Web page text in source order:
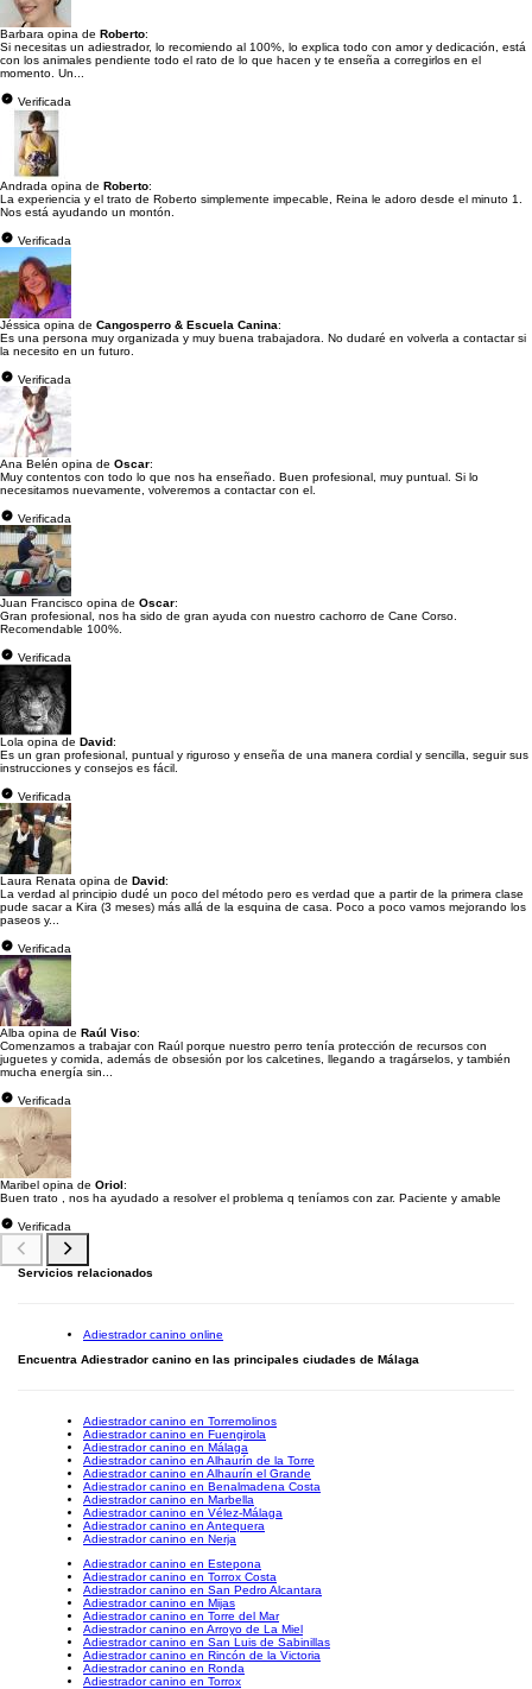
Barbara opina de Roberto:
Si necesitas un adiestrador, lo recomiendo al 100%, lo explica todo con amor y dedicación, está
con los animales pendiente todo el rato de lo que hacen y te enseña a corregirlos en el
momento. Un...
Verificada
Andrada opina de Roberto:
La experiencia y el trato de Roberto simplemente impecable, Reina le adoro desde el minuto 1.
Nos está ayudando un montón.
Verificada
Jéssica opina de Cangosperro & Escuela Canina:
Es una persona muy organizada y muy buena trabajadora. No dudaré en volverla a contactar si
la necesito en un futuro.
Verificada
Ana Belén opina de Oscar:
Muy contentos con todo lo que nos ha enseñado. Buen profesional, muy puntual. Si lo
necesitamos nuevamente, volveremos a contactar con el.
Verificada
Juan Francisco opina de Oscar:
Gran profesional, nos ha sido de gran ayuda con nuestro cachorro de Cane Corso.
Recomendable 100%.
Verificada
Lola opina de David:
Es un gran profesional, puntual y riguroso y enseña de una manera cordial y sencilla, seguir sus
instrucciones y consejos es fácil.
Verificada
Laura Renata opina de David:
La verdad al principio dudé un poco del método pero es verdad que a partir de la primera clase
pude sacar a Kira (3 meses) más allá de la esquina de casa. Poco a poco vamos mejorando los
paseos y...
Verificada
Alba opina de Raúl Viso:
Comenzamos a trabajar con Raúl porque nuestro perro tenía protección de recursos con
juguetes y comida, además de obsesión por los calcetines, llegando a tragárselos, y también
mucha energía sin...
Verificada
Maribel opina de Oriol:
Buen trato , nos ha ayudado a resolver el problema q teníamos con zar. Paciente y amable
Verificada
Servicios relacionados
Adiestrador canino online
Encuentra Adiestrador canino en las principales ciudades de Málaga
Adiestrador canino en Torremolinos
Adiestrador canino en Fuengirola
Adiestrador canino en Málaga
Adiestrador canino en Alhaurín de la Torre
Adiestrador canino en Alhaurín el Grande
Adiestrador canino en Benalmadena Costa
Adiestrador canino en Marbella
Adiestrador canino en Vélez-Málaga
Adiestrador canino en Antequera
Adiestrador canino en Nerja
Adiestrador canino en Estepona
Adiestrador canino en Torrox Costa
Adiestrador canino en San Pedro Alcantara
Adiestrador canino en Mijas
Adiestrador canino en Torre del Mar
Adiestrador canino en Arroyo de La Miel
Adiestrador canino en San Luis de Sabinillas
Adiestrador canino en Rincón de la Victoria
Adiestrador canino en Ronda
Adiestrador canino en Torrox